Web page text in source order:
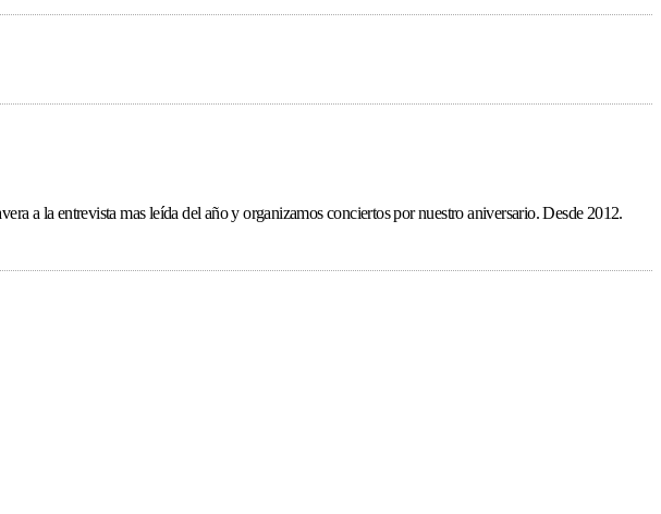
a la entrevista mas leída del año y organizamos conciertos por nuestro aniversario. Desde 2012.